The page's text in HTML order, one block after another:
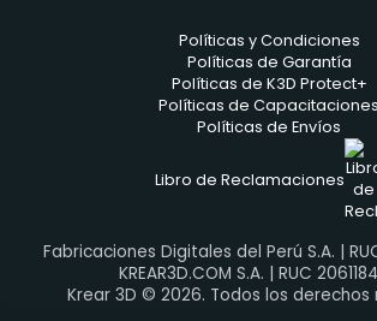
Políticas y Condiciones
Políticas de Garantía
Políticas de K3D Protect+
Políticas de Capacitaciones
Políticas de Envíos
Libro de Reclamaciones
Fabricaciones Digitales del Perú S.A. |
KREAR3D.COM S.A. | RUC
Krear 3D © 2026. Todos los derechos